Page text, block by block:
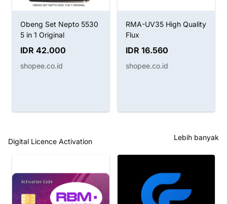
Obeng Set Nepto 5530
5 in 1 Original
IDR 42.000
shopee.co.id
RMA-UV35 High Quality
Flux
IDR 16.560
shopee.co.id
Digital Licence Activation Lebih banyak